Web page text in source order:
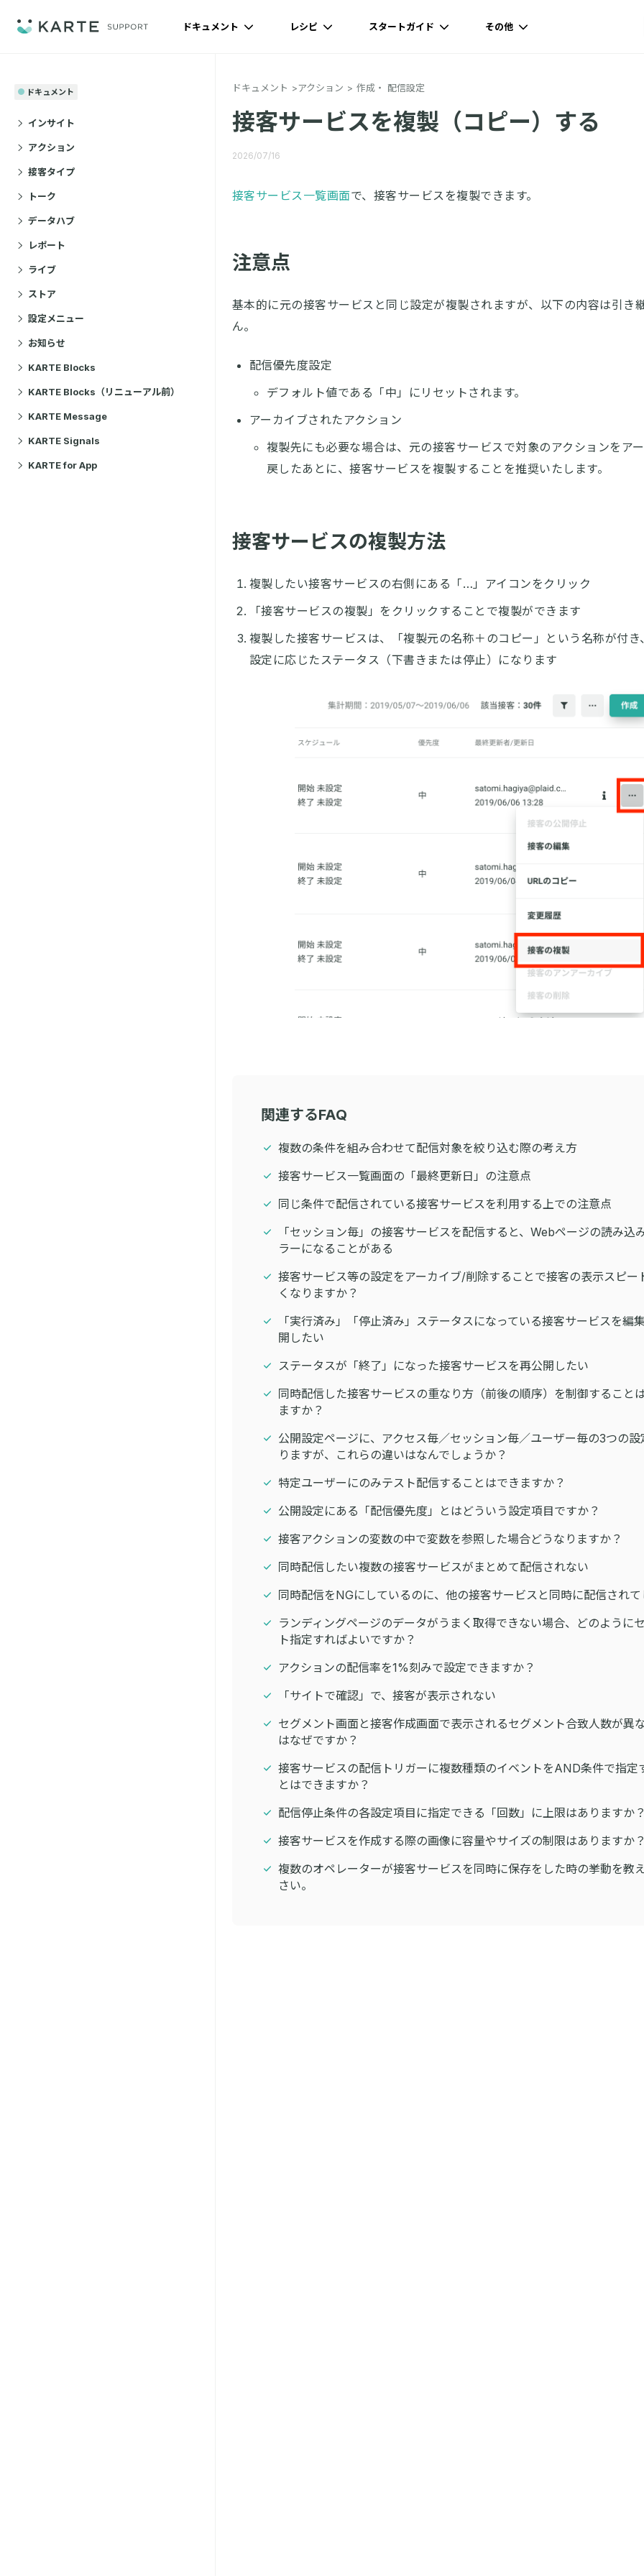
ドキュメント レシピ スタートガイド その他
ドキュメント
インサイト
アクション
接客タイプ
トーク
データハブ
レポート
ライブ
ストア
設定メニュー
お知らせ
KARTE Blocks
KARTE Blocks（リニューアル前）
KARTE Message
KARTE Signals
KARTE for App
ドキュメント アクション 作成・ 配信設定
接客サービスを複製（コピー）する
2026/07/16
接客サービス一覧画面で、接客サービスを複製できます。
注意点
基本的に元の接客サービスと同じ設定が複製されますが、以下の内容は引き
ん。
配信優先度設定
デフォルト値である「中」にリセットされます。
アーカイブされたアクション
複製先にも必要な場合は、元の接客サービスで対象のアクションをア
戻したあとに、接客サービスを複製することを推奨いたします。
接客サービスの複製方法
複製したい接客サービスの右側にある「…」アイコンをクリック
「接客サービスの複製」をクリックすることで複製ができます
複製した接客サービスは、「複製元の名称＋のコピー」という名称が付き
設定に応じたステータス（下書きまたは停止）になります
関連するFAQ
複数の条件を組み合わせて配信対象を絞り込む際の考え方
接客サービス一覧画面の「最終更新日」の注意点
同じ条件で配信されている接客サービスを利用する上での注意点
「セッション毎」の接客サービスを配信すると、Webページの読み込
ラーになることがある
接客サービス等の設定をアーカイブ/削除することで接客の表示スピー
くなりますか？
「実行済み」「停止済み」ステータスになっている接客サービスを編
開したい
ステータスが「終了」になった接客サービスを再公開したい
同時配信した接客サービスの重なり方（前後の順序）を制御すること
ますか？
公開設定ページに、アクセス毎／セッション毎／ユーザー毎の3つの設
りますが、これらの違いはなんでしょうか？
特定ユーザーにのみテスト配信することはできますか？
公開設定にある「配信優先度」とはどういう設定項目ですか？
接客アクションの変数の中で変数を参照した場合どうなりますか？
同時配信したい複数の接客サービスがまとめて配信されない
同時配信をNGにしているのに、他の接客サービスと同時に配信されて
ランディングページのデータがうまく取得できない場合、どのように
ト指定すればよいですか？
アクションの配信率を1%刻みで設定できますか？
「サイトで確認」で、接客が表示されない
セグメント画面と接客作成画面で表示されるセグメント合致人数が異
はなぜですか？
接客サービスの配信トリガーに複数種類のイベントをAND条件で指定
とはできますか？
配信停止条件の各設定項目に指定できる「回数」に上限はありますか？
接客サービスを作成する際の画像に容量やサイズの制限はありますか？
複数のオペレーターが接客サービスを同時に保存をした時の挙動を教
さい。